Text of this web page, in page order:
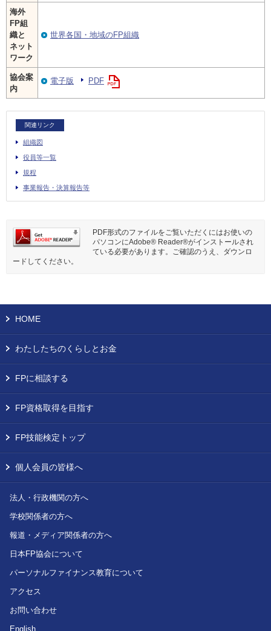
海外
FP組
織と
ネット
ワーク
世界各国・地域のFP組織
協会案
内
電子版 PDF
関連リンク
組織図
役員等一覧
規程
事業報告・決算報告等
PDF形式のファイルをご覧いただくにはお使いの
パソコンにAdobe® Reader®がインストールされ
ている必要があります。ご確認のうえ、ダウンロ
ードしてください。
HOME
わたしたちのくらしとお金
FPに相談する
FP資格取得を目指す
FP技能検定トップ
個人会員の皆様へ
法人・行政機関の方へ
学校関係者の方へ
報道・メディア関係者の方へ
日本FP協会について
パーソナルファイナンス教育について
アクセス
お問い合わせ
English